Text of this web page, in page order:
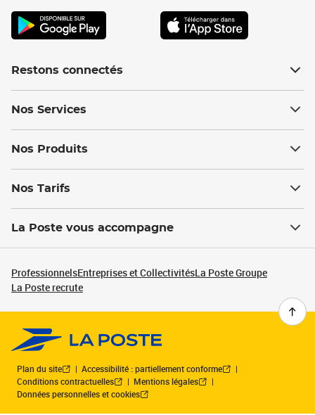
Restons connectés
Nos Services
Nos Produits
Nos Tarifs
La Poste vous accompagne
ProfessionnelsEntreprises et CollectivitésLa Poste Groupe
La Poste recrute
Plan du site
Accessibilité : partiellement conforme
Conditions contractuelles
Mentions légales
Données personnelles et cookies